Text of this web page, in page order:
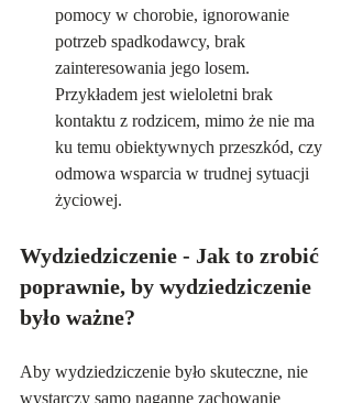
pomocy w chorobie, ignorowanie
potrzeb spadkodawcy, brak
zainteresowania jego losem.
Przykładem jest wieloletni brak
kontaktu z rodzicem, mimo że nie ma
ku temu obiektywnych przeszkód, czy
odmowa wsparcia w trudnej sytuacji
życiowej.
Wydziedziczenie - Jak to zrobić
poprawnie, by wydziedziczenie
było ważne?
Aby wydziedziczenie było skuteczne, nie
wystarczy samo naganne zachowanie